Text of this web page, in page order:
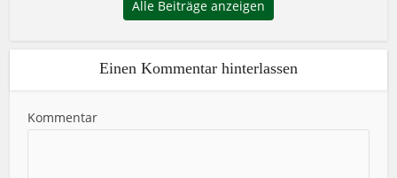
Alle Beiträge anzeigen
Einen Kommentar hinterlassen
Kommentar